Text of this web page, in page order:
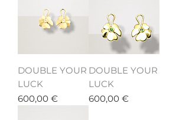
DOUBLE YOUR
LUCK
Prix
600,00 €
DOUBLE YOUR
LUCK
Prix
600,00 €